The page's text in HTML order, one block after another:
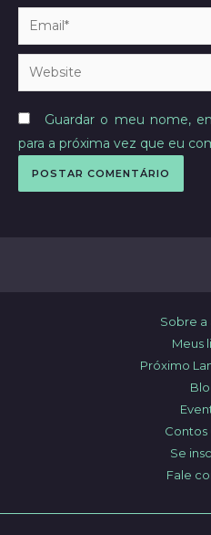
Email*
Website
Guardar o meu nome,
para a próxima vez que eu
Sobre a
Meus
Próximo
Contos
Se
Fale